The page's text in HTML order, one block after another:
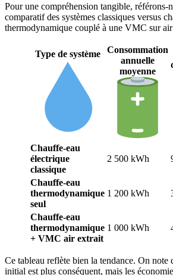
Pour une compréhension tangible, référons-
comparatif des systèmes classiques versus
thermodynamique couplé à une VMC sur
Type de système
Consommation
annuelle
moyenne
Chauffe-eau
électrique
classique
2 500 kWh
Chauffe-eau
thermodynamique
seul
1 200 kWh
Chauffe-eau
thermodynamique
+ VMC air extrait
1 000 kWh
Ce tableau reflète bien la tendance. On note
initial est plus conséquent, mais les